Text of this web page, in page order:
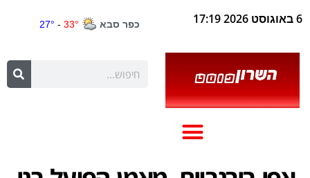
6 באוגוסט 2026 17:19